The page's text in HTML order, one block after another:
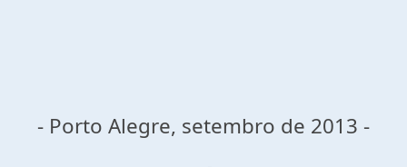
- Porto Alegre, setembro de 2013 -